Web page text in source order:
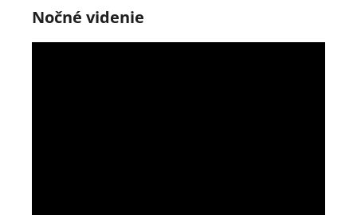
Nočné videnie